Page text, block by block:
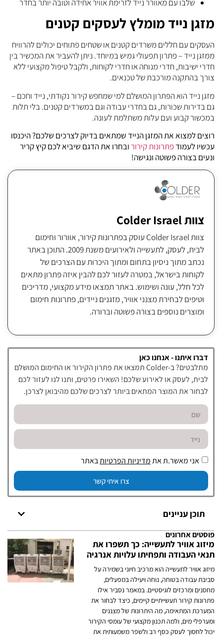
שלבו עם מאוורר נייד לזרימת אוויר אחידה וטובה יותר בחדר
מזגן נייד מומלץ לעסקים קטנים
העסקים עם חללים משרדים קטנים או שטחים פתוחים יכולים להרוויח
ממזגן נייד – פתרון תפעולי גמיש במיוחד. ניתן להעביר את המכשיר בין
חדרי ישיבות, חדרי מנוחה או חדרי לקוחות, ולקבל טיפול מקצועי ללא
צורך בהתקנה מורכבת של טכנאים.
מזגן נייד הוא הפתרון המושלם למי שמחפש קירור נקודתי, נייד וחכם –
גם בדירות שכורות, גם בחדרי עבודה וגם במשרדים קטנים. בלי תלות
במכשור קבוע ועם עלות משתלמת לעונה.
רוצים למצוא את המזגן הנייד שמתאים בדיוק לצרכים שלכם? היכנסו
עכשיו לעמודפתרונות קירורובחרו את הדגם שיביא לכם קיץ קריר
ונעים בצורה פשוטה ונגישה!
צוות Colder Israel
צוות Colder Israel עוסק בפתרונות קירור, אוורור וחימום
לבית, לעסק, לתעשייה ולאירועים משנת 2009. התוכן באתר
נכתב מתוך ניסיון בתחום ומתוך היכרות עם הצרכים של
לקוחות בישראל, במטרה לעזור לכם להבין איזה פתרון מתאים
לכל חלל, עונה ושימוש. באתר תמצאו מידע מקצועי, מדריכים
וטיפים לבחירת מצנני אוויר, מזגנים ניידים, פתרונות חימום
ומוצרים נוספים בצורה פשוטה וברורה.
דברו איתנו - אנחנו כאן
מתלבטים? ב-Colder תמצאו את פתרון הקירור או החימום המושלם
לבית, לעסק או לאירוע שלכם! השאירו פרטים, ותנו לנו לעזור לכם
לבחור את המוצר המתאים ביותר לצרכים שלכם מהיבואן לצרכן.
אני מאשר.ת אתמדיניות הפרטיותבאתר
צרו איתי קשר
תוכן עניינים
פוסטים אחרונים
מיזוג אוויר לתעשייה: כך תשפרו את
תנאי העבודה ותפחיתו עלויות אנרגיה
מיזוג אוויר לתעשייה הוא מרכיב חיוני בשמירה על
סביבת עבודה בטוחה, נוחה ויעילה במפעלים,
מחסנים ומרכזים לוגיסטיים. במאמר נסביר אילו
פתרונות קירור תעשייתיים קיימים, כיצד לבחור את
המערכת המתאימה, מה היתרונות של מצננים
ומערפלי מים, ולמה תכנון מקצועי של עומסי הקירור
יכול לחסוך לעסק כסף רב ולשפר משמעותית את